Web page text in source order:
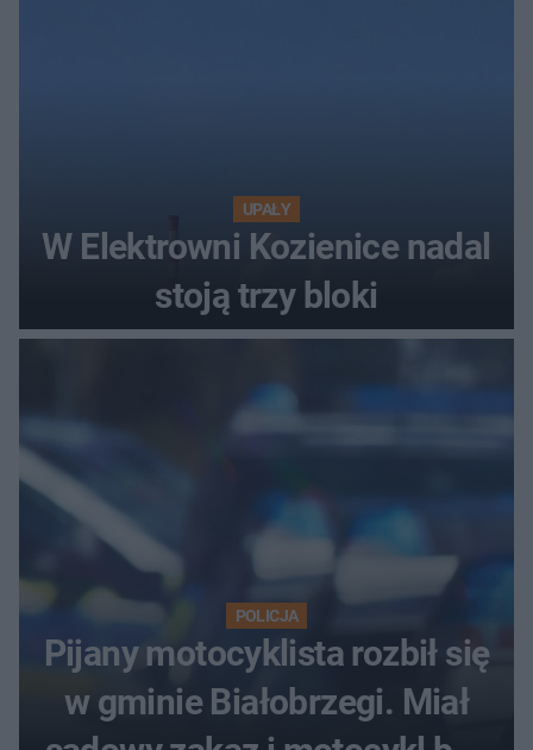
UPAŁY
W Elektrowni Kozienice nadal
stoją trzy bloki
POLICJA
Pijany motocyklista rozbił się
w gminie Białobrzegi. Miał